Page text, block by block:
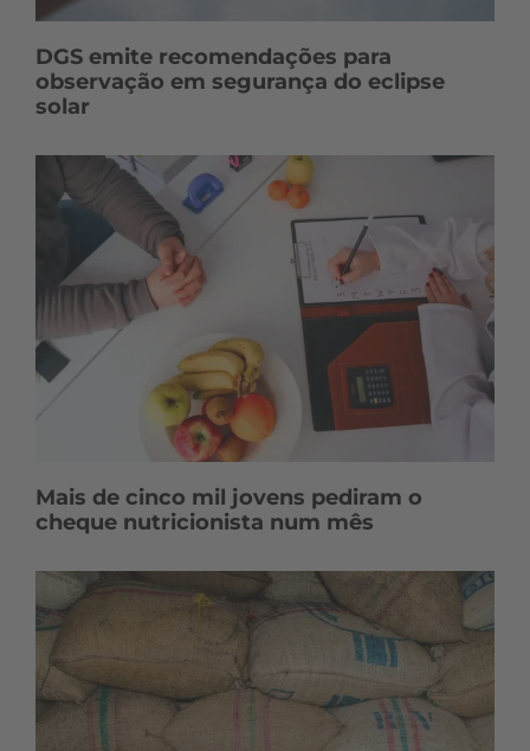
DGS emite recomendações para
observação em segurança do eclipse
solar
Mais de cinco mil jovens pediram o
cheque nutricionista num mês